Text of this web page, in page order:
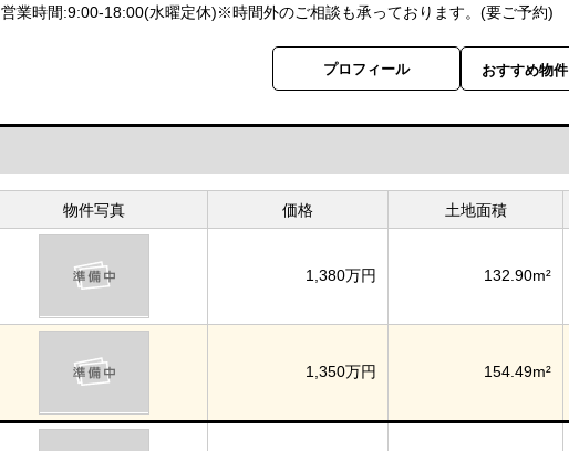
営業時間:9:00-18:00(水曜定休)※時間外のご相談も承っております。(要ご予約)
プロフィール おすすめ物件
物件写真 価格 土地面積
1,380万円 132.90m²
1,350万円 154.49m²